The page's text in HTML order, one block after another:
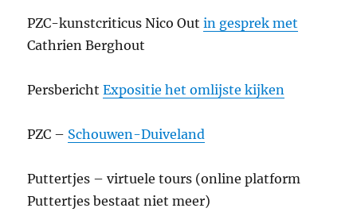
PZC-kunstcriticus Nico Outin gesprek met
Cathrien Berghout
PersberichtExpositie het omlijste kijken
PZC – Schouwen-Duiveland
Puttertjes – virtuele tours (online platform
Puttertjes bestaat niet meer)